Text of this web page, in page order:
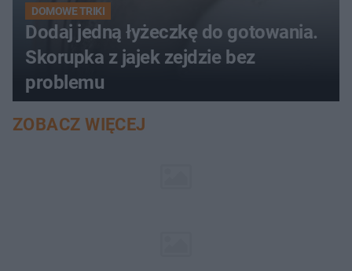
DOMOWE TRIKI
Dodaj jedną łyżeczkę do gotowania.
Skorupka z jajek zejdzie bez
problemu
ZOBACZ WIĘCEJ